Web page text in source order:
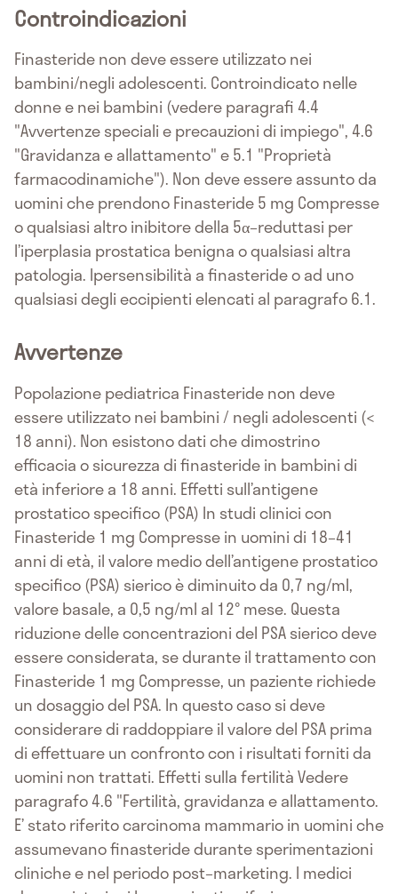
Controindicazioni
Finasteride non deve essere utilizzato nei
bambini/negli adolescenti. Controindicato nelle
donne e nei bambini (vedere paragrafi 4.4
"Avvertenze speciali e precauzioni di impiego", 4.6
"Gravidanza e allattamento" e 5.1 "Proprietà
farmacodinamiche"). Non deve essere assunto da
uomini che prendono Finasteride 5 mg Compresse
o qualsiasi altro inibitore della 5α–reduttasi per
l’iperplasia prostatica benigna o qualsiasi altra
patologia. Ipersensibilità a finasteride o ad uno
qualsiasi degli eccipienti elencati al paragrafo 6.1.
Avvertenze
Popolazione pediatrica Finasteride non deve
essere utilizzato nei bambini / negli adolescenti (<
18 anni). Non esistono dati che dimostrino
efficacia o sicurezza di finasteride in bambini di
età inferiore a 18 anni. Effetti sull’antigene
prostatico specifico (PSA) In studi clinici con
Finasteride 1 mg Compresse in uomini di 18–41
anni di età, il valore medio dell’antigene prostatico
specifico (PSA) sierico è diminuito da 0,7 ng/ml,
valore basale, a 0,5 ng/ml al 12° mese. Questa
riduzione delle concentrazioni del PSA sierico deve
essere considerata, se durante il trattamento con
Finasteride 1 mg Compresse, un paziente richiede
un dosaggio del PSA. In questo caso si deve
considerare di raddoppiare il valore del PSA prima
di effettuare un confronto con i risultati forniti da
uomini non trattati. Effetti sulla fertilità Vedere
paragrafo 4.6 "Fertilità, gravidanza e allattamento.
E’ stato riferito carcinoma mammario in uomini che
assumevano finasteride durante sperimentazioni
cliniche e nel periodo post–marketing. I medici